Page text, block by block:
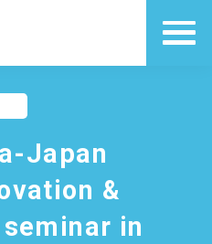
Japan
&
in